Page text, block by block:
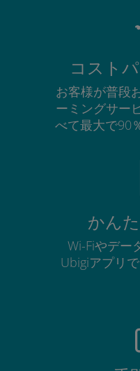
コスト
お客様が普段
ーミングサー
べて最大で90
かん
Wi-Fiやデー
Ubigiアプリ